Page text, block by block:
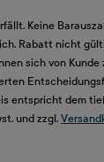
Keine
Rabatt nicht
sich von Kunde
entspricht dem
und zzgl.